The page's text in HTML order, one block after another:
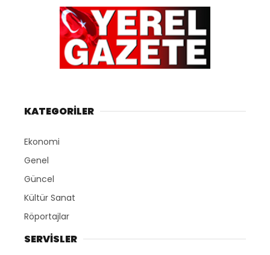
KATEGORİLER
Ekonomi
Genel
Güncel
Kültür Sanat
Röportajlar
SERVİSLER